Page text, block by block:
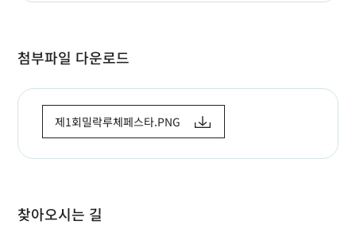
첨부파일 다운로드
제1회밀락루체페스타.PNG
찾아오시는 길